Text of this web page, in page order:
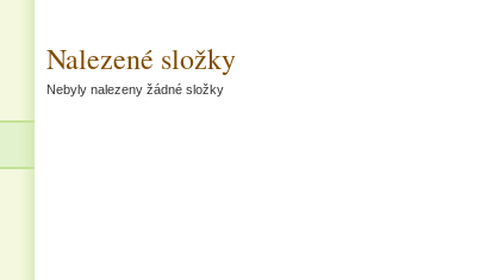
Nalezené složky
Nebyly nalezeny žádné složky